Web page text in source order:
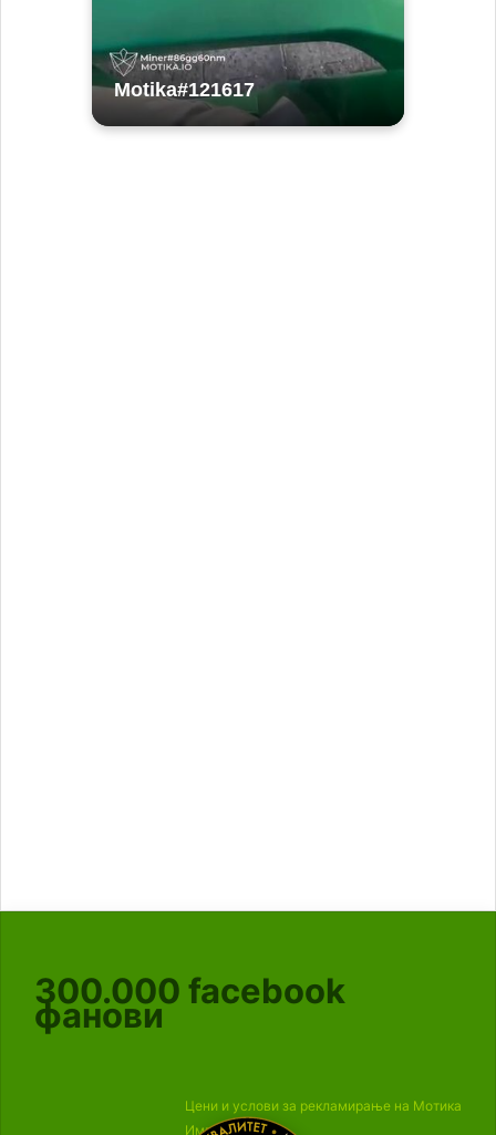
300.000 facebook
фанови
Цени и услови за рекламирање на Мотика
Импресум